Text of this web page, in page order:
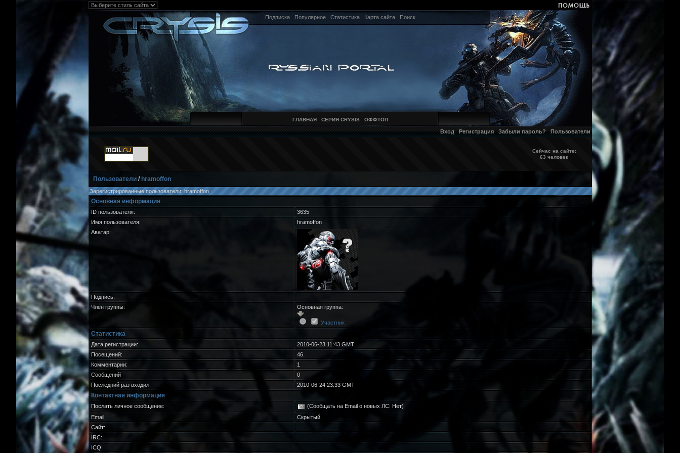
Подписка Популярное Статистика Карта сайта Поиск
ГЛАВНАЯ СЕРИЯ CRYSIS ОФФТОП
Вход Регистрация Забыли пароль? Пользователи
Сейчас на сайте:
63 человек
Пользователи/ hramoffon
Зарегистрированные пользователи: hramoffon
Основная информация
ID пользователя:
3635
Имя пользователя:
hramoffon
Аватар:
Подпись:
Член группы:
Основная группа:
Участник
Статистика
Дата регистрации:
2010-06-23 11:43 GMT
Посещений:
46
Комментарии:
1
Сообщений
0
Последний раз входил:
2010-06-24 23:33 GMT
Контактная информация
Послать личное сообщение:
(Сообщать на Email о новых ЛС: Нет)
Email:
Скрытый
Сайт:
IRC:
ICQ: